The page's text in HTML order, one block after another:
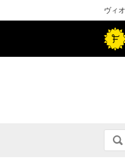
ヴィ